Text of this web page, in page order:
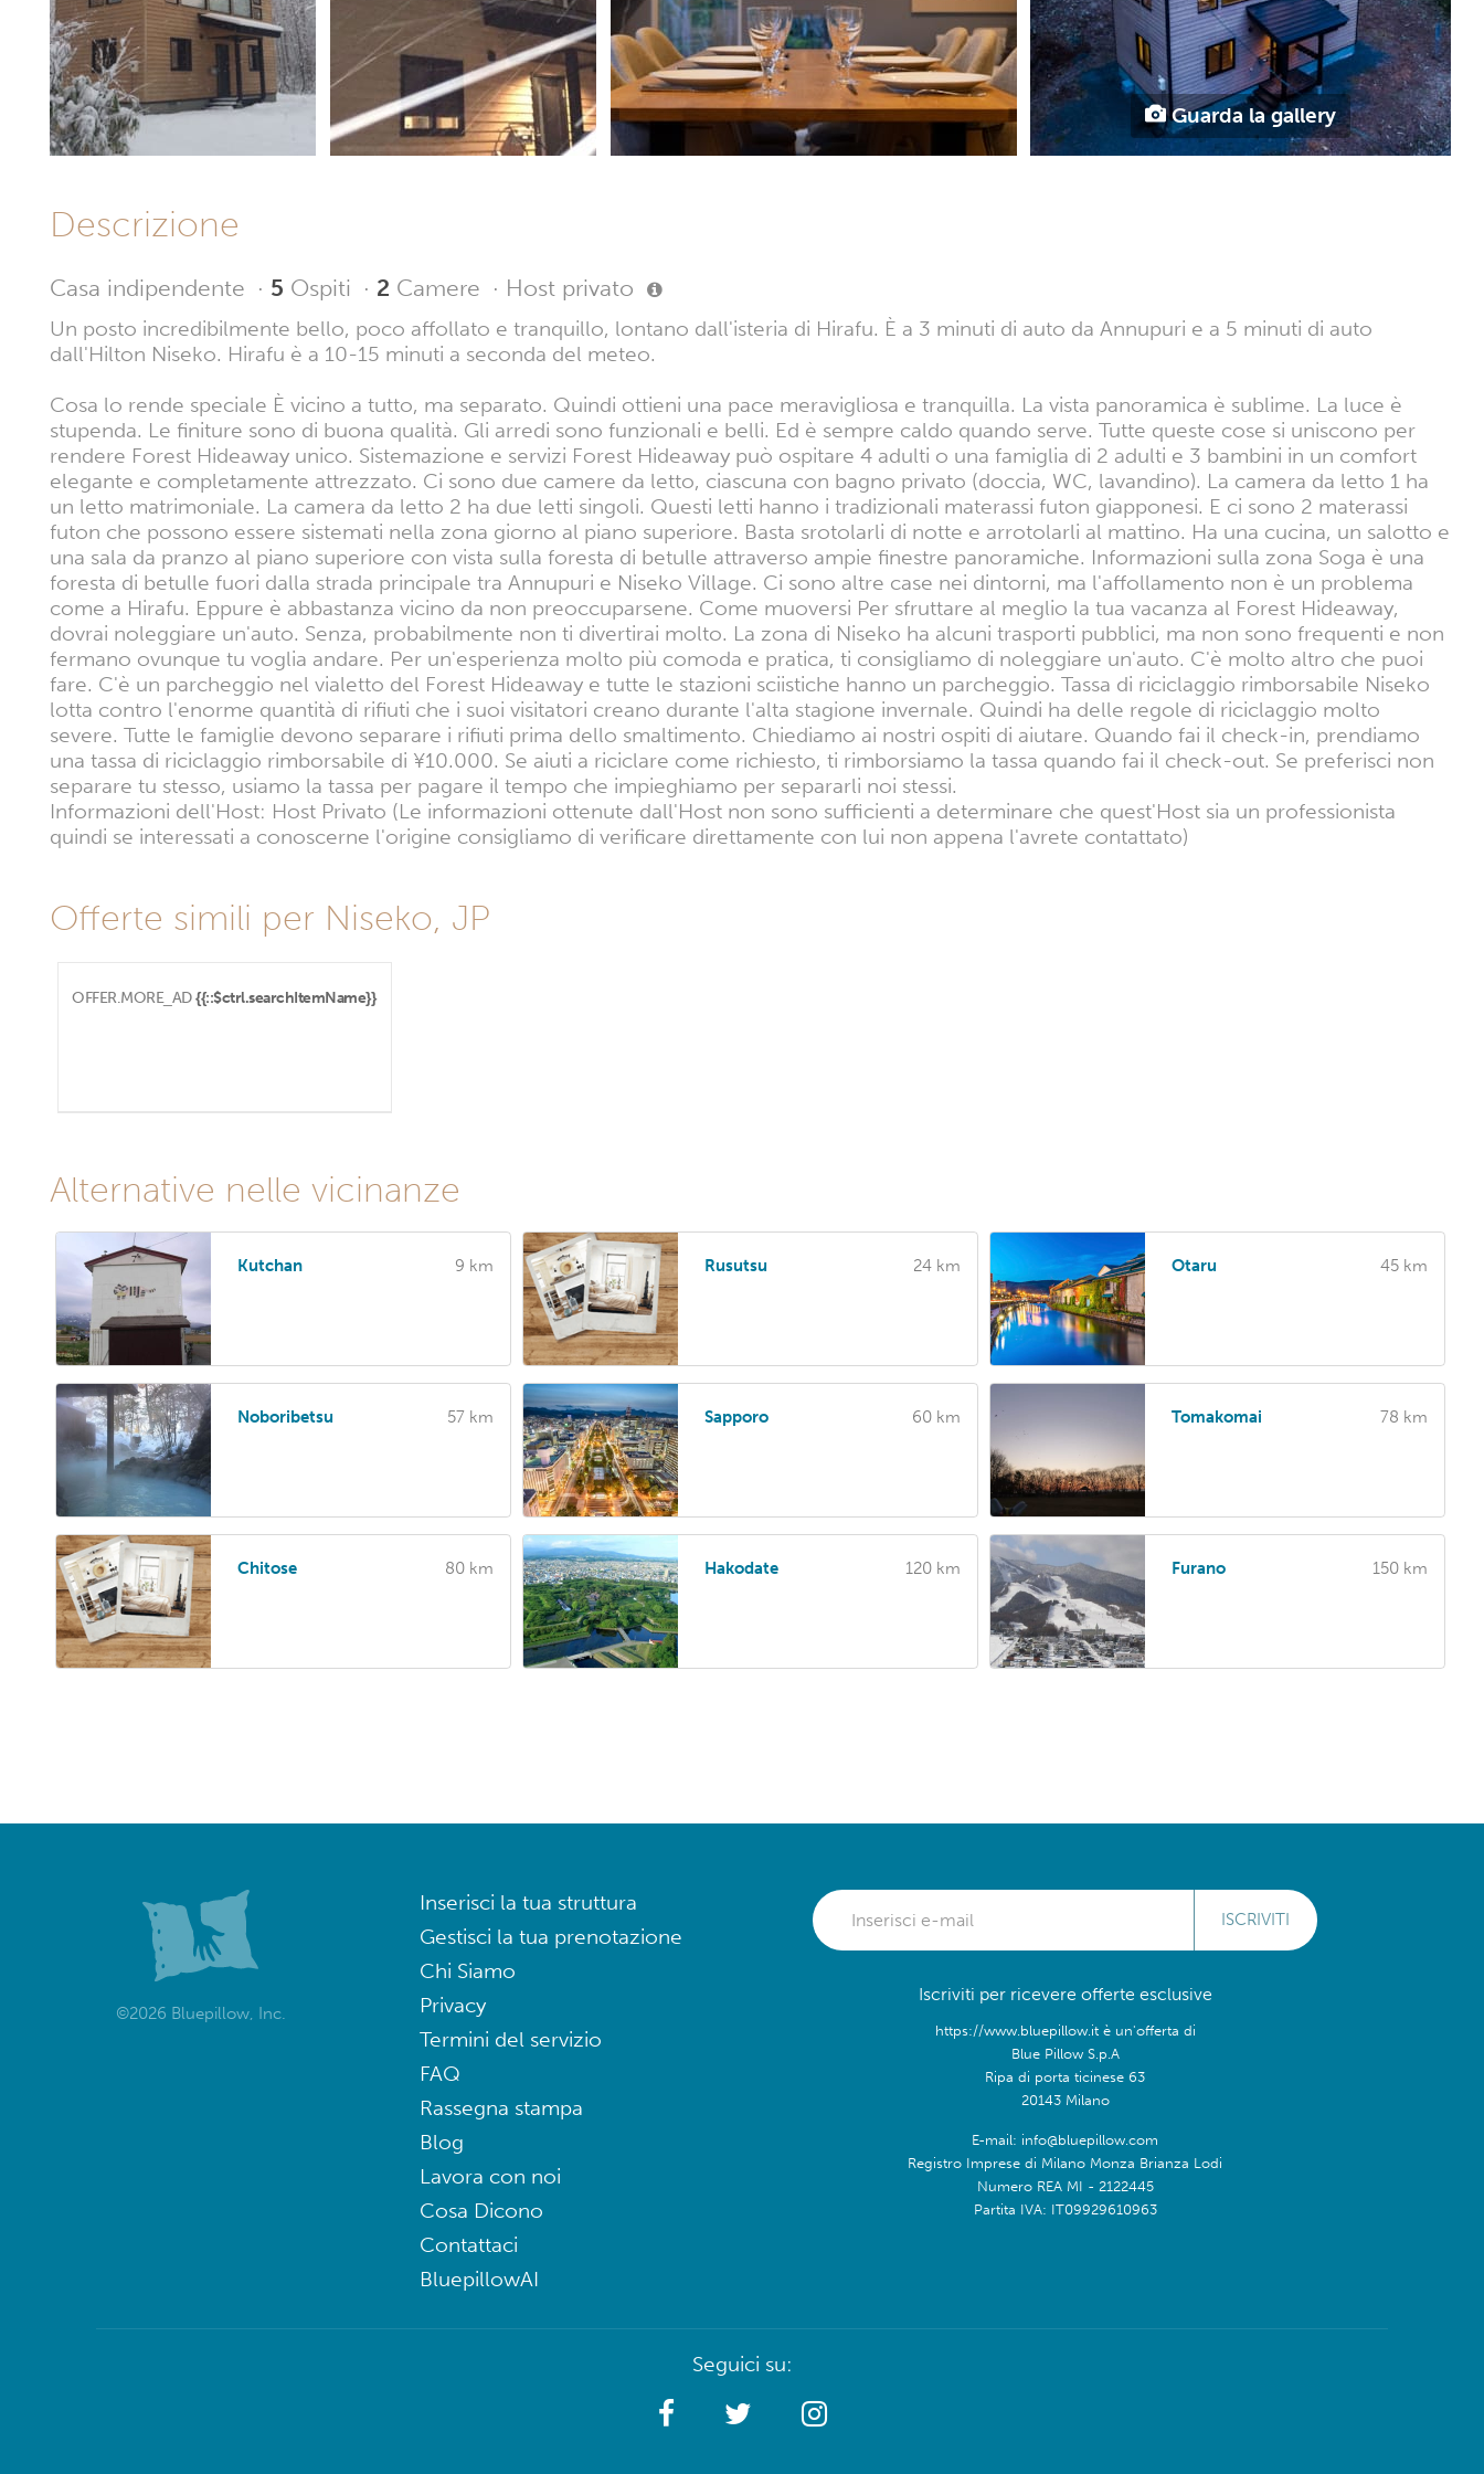
Guarda la gallery
Descrizione
Casa indipendente · 5 Ospiti · 2 Camere · Host privato
Un posto incredibilmente bello, poco affollato e tranquillo, lontano dall'isteria di Hirafu. È a 3 minuti di auto da Annupuri e a 5 minuti di auto
dall'Hilton Niseko. Hirafu è a 10-15 minuti a seconda del meteo.
Cosa lo rende speciale È vicino a tutto, ma separato. Quindi ottieni una pace meravigliosa e tranquilla. La vista panoramica è sublime. La luce è
stupenda. Le finiture sono di buona qualità. Gli arredi sono funzionali e belli. Ed è sempre caldo quando serve. Tutte queste cose si uniscono per
rendere Forest Hideaway unico. Sistemazione e servizi Forest Hideaway può ospitare 4 adulti o una famiglia di 2 adulti e 3 bambini in un comfort
elegante e completamente attrezzato. Ci sono due camere da letto, ciascuna con bagno privato (doccia, WC, lavandino). La camera da letto 1 ha
un letto matrimoniale. La camera da letto 2 ha due letti singoli. Questi letti hanno i tradizionali materassi futon giapponesi. E ci sono 2 materassi
futon che possono essere sistemati nella zona giorno al piano superiore. Basta srotolarli di notte e arrotolarli al mattino. Ha una cucina, un salotto e
una sala da pranzo al piano superiore con vista sulla foresta di betulle attraverso ampie finestre panoramiche. Informazioni sulla zona Soga è una
foresta di betulle fuori dalla strada principale tra Annupuri e Niseko Village. Ci sono altre case nei dintorni, ma l'affollamento non è un problema
come a Hirafu. Eppure è abbastanza vicino da non preoccuparsene. Come muoversi Per sfruttare al meglio la tua vacanza al Forest Hideaway,
dovrai noleggiare un'auto. Senza, probabilmente non ti divertirai molto. La zona di Niseko ha alcuni trasporti pubblici, ma non sono frequenti e non
fermano ovunque tu voglia andare. Per un'esperienza molto più comoda e pratica, ti consigliamo di noleggiare un'auto. C'è molto altro che puoi
fare. C'è un parcheggio nel vialetto del Forest Hideaway e tutte le stazioni sciistiche hanno un parcheggio. Tassa di riciclaggio rimborsabile Niseko
lotta contro l'enorme quantità di rifiuti che i suoi visitatori creano durante l'alta stagione invernale. Quindi ha delle regole di riciclaggio molto
severe. Tutte le famiglie devono separare i rifiuti prima dello smaltimento. Chiediamo ai nostri ospiti di aiutare. Quando fai il check-in, prendiamo
una tassa di riciclaggio rimborsabile di ¥10.000. Se aiuti a riciclare come richiesto, ti rimborsiamo la tassa quando fai il check-out. Se preferisci non
separare tu stesso, usiamo la tassa per pagare il tempo che impieghiamo per separarli noi stessi.
Informazioni dell'Host: Host Privato (Le informazioni ottenute dall'Host non sono sufficienti a determinare che quest'Host sia un professionista
quindi se interessati a conoscerne l'origine consigliamo di verificare direttamente con lui non appena l'avrete contattato)
Offerte simili per Niseko, JP
OFFER.MORE_AD {{::$ctrl.searchItemName}}
Alternative nelle vicinanze
Kutchan 9 km Rusutsu 24 km Otaru 45 km
Noboribetsu 57 km Sapporo 60 km Tomakomai 78 km
Chitose 80 km Hakodate 120 km Furano 150 km
©2026 Bluepillow, Inc.
Inserisci la tua struttura
Gestisci la tua prenotazione
Chi Siamo
Privacy
Termini del servizio
FAQ
Rassegna stampa
Blog
Lavora con noi
Cosa Dicono
Contattaci
BluepillowAI
ISCRIVITI
Iscriviti per ricevere offerte esclusive
https://www.bluepillow.it è un'offerta di
Blue Pillow S.p.A
Ripa di porta ticinese 63
20143 Milano
E-mail: info@bluepillow.com
Registro Imprese di Milano Monza Brianza Lodi
Numero REA MI - 2122445
Partita IVA: IT09929610963
Seguici su: